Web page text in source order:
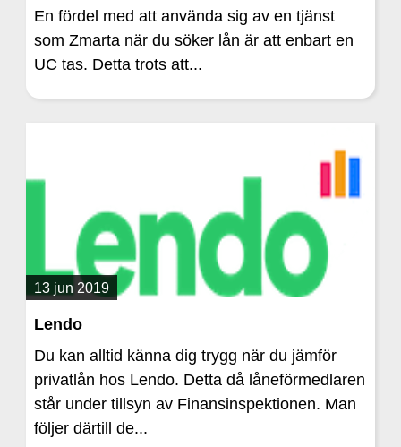
En fördel med att använda sig av en tjänst
som Zmarta när du söker lån är att enbart en
UC tas. Detta trots att...
13 jun 2019
Lendo
Du kan alltid känna dig trygg när du jämför
privatlån hos Lendo. Detta då låneförmedlaren
står under tillsyn av Finansinspektionen. Man
följer därtill de...